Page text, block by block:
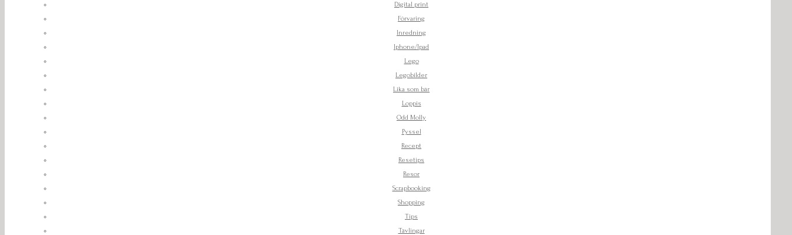
Digital print
Förvaring
Inredning
Iphone/Ipad
Lego
Legobilder
Lika som bär
Loppis
Odd Molly
Pyssel
Recept
Resetips
Resor
Scrapbooking
Shopping
Tips
Tävlingar